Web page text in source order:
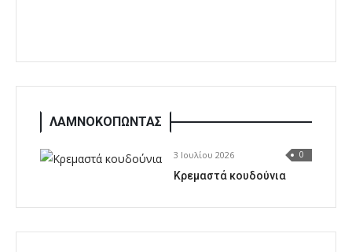
ΛΑΜΝΟΚΟΠΩΝΤΑΣ
3 Ιουλίου 2026 0
Κρεμαστά κουδούνια